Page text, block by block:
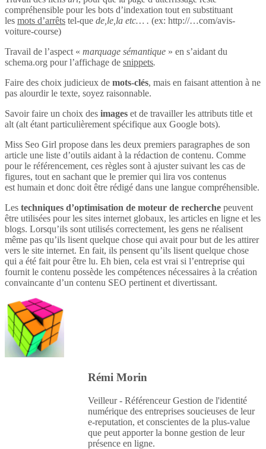
compréhensible pour les bots d’indexation tout en substituant
les mots d’arrêts tel-que de,le,la etc… . (ex: http://…com/avis-
voiture-course)
Travail de l’aspect « marquage sémantique » en s’aidant du
schema.org pour l’affichage de snippets.
Faire des choix judicieux de mots-clés, mais en faisant attention à ne
pas alourdir le texte, soyez raisonnable.
Savoir faire un choix des images et de travailler les attributs title et
alt (alt étant particulièrement spécifique aux Google bots).
Miss Seo Girl propose dans les deux premiers paragraphes de son
article une liste d’outils aidant à la rédaction de contenu. Comme
pour le référencement, ces règles sont à ajuster suivant les cas de
figures, tout en sachant que le premier qui lira vos contenus
est humain et donc doit être rédigé dans une langue compréhensible.
Les techniques d’optimisation de moteur de recherche peuvent
être utilisées pour les sites internet globaux, les articles en ligne et les
blogs. Lorsqu’ils sont utilisés correctement, les gens ne réalisent
même pas qu’ils lisent quelque chose qui avait pour but de les attirer
vers le site internet. En fait, ils pensent qu’ils lisent quelque chose
qui a été fait pour être lu. Eh bien, cela est vrai si l’entreprise qui
fournit le contenu possède les compétences nécessaires à la création
convaincante d’un contenu SEO pertinent et divertissant.
Rémi Morin
Veilleur - Référenceur Gestion de l'identité
numérique des entreprises soucieuses de leur
e-reputation, et conscientes de la plus-value
que peut apporter la bonne gestion de leur
présence en ligne.